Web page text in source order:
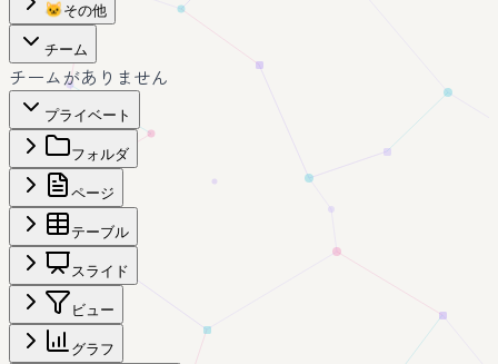
🐱 その他
チーム
チームがありません
プライベート
フォルダ
ページ
テーブル
スライド
ビュー
グラフ